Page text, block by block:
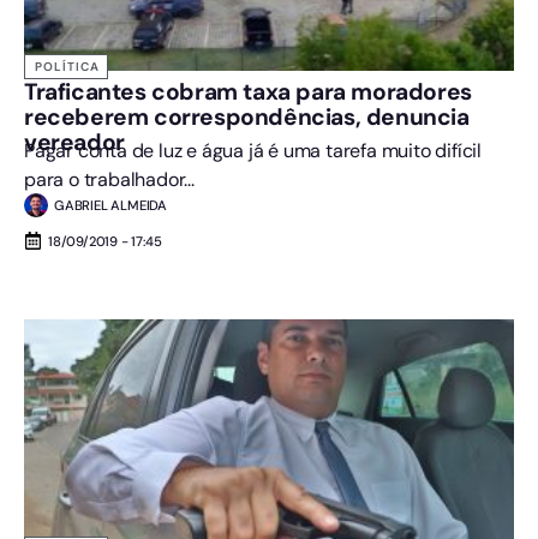
POLÍTICA
Traficantes cobram taxa para moradores
receberem correspondências, denuncia
vereador
Pagar conta de luz e água já é uma tarefa muito difícil
para o trabalhador...
GABRIEL ALMEIDA
18/09/2019 - 17:45